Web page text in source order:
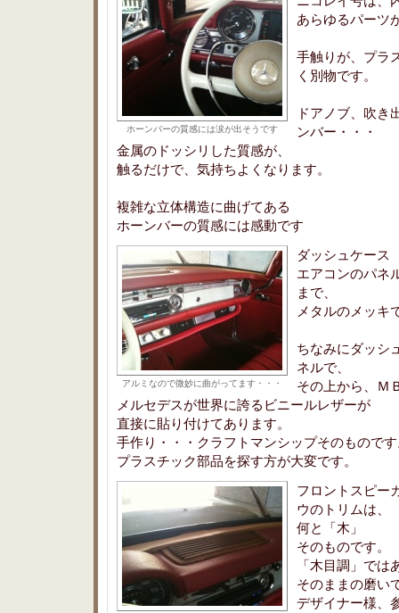
ホーンバーの質感には涙が出そうです
あらゆるパーツ
手触りが、プラ
く別物です。
ドアノブ、吹き
ンバー・・・
金属のドッシリした質感が、
触るだけで、気持ちよくなります。
複雑な立体構造に曲げてある
ホーンバーの質感には感動です
アルミなので微妙に曲がってます・・・
ダッシュケース
エアコンのパネ
まで、
メタルのメッキ
ちなみにダッシ
ネルで、
その上から、Ｍ
メルセデスが世界に誇るビニールレザーが
直接に貼り付けてあります。
手作り・・・クラフトマンシップそのもので
プラスチック部品を探す方が大変です。
フロントスピー
ウのトリムは、
何と「木」
そのものです。
「木目調」では
そのままの磨い
デザイナー様、